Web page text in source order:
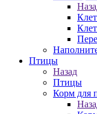
Птицы
Назад
Птицы
Корм для